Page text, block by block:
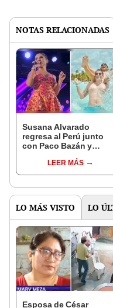
NOTAS RELACIONADAS
Susana Alvarado
regresa al Perú junto
con Paco Bazán y
"Ahora tengo un nuevo
amor"
LEER MÁS
LO MÁS VISTO LO
Esposa de César